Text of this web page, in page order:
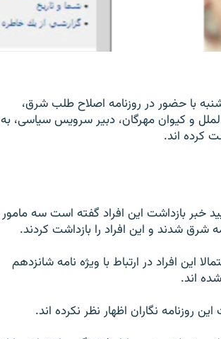
با حضور در روزنامه اصلاح طلب شرق،
و کيوان مهرگان، دبير سرويس سياسی، به
کرده اند.
خبر بازداشت اين افراد گفته است سه مامور
شرق شدند و اين افراد را بازداشت کردند.
افراد در ارتباط با ويژه نامه شانزدهم
اند.
روزنامه نگاران اظهار نظر نکرده اند.